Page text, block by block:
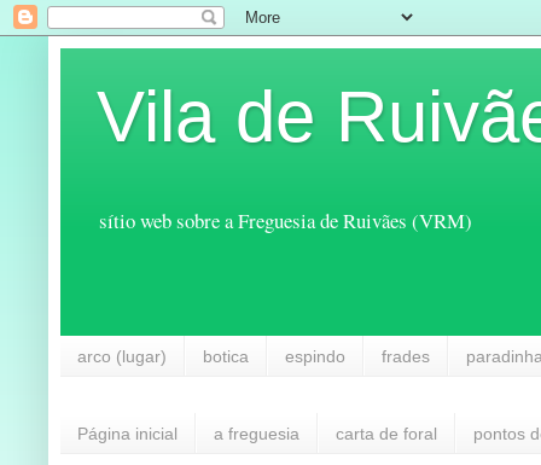
Vila de
sítio web sobre a Freguesia de Ruivães (VRM)
arco (lugar) botica espindo frades
Página inicial a freguesia carta de foral pontos